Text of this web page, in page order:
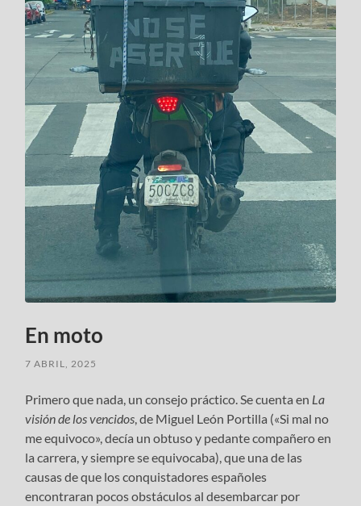
En moto
7 ABRIL, 2025
Primero que nada, un consejo práctico. Se cuenta en La
visión de los vencidos , de Miguel León Portilla («Si mal no
me equivoco», decía un obtuso y pedante compañero en
la carrera, y siempre se equivocaba), que una de las
causas de que los conquistadores españoles
encontraran pocos obstáculos al desembarcar por